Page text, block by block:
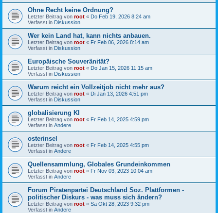
Ohne Recht keine Ordnung?
Letzter Beitrag von root « Do Feb 19, 2026 8:24 am
Verfasst in Diskussion
Wer kein Land hat, kann nichts anbauen.
Letzter Beitrag von root « Fr Feb 06, 2026 8:14 am
Verfasst in Diskussion
Europäische Souveränität?
Letzter Beitrag von root « Do Jan 15, 2026 11:15 am
Verfasst in Diskussion
Warum reicht ein Vollzeitjob nicht mehr aus?
Letzter Beitrag von root « Di Jan 13, 2026 4:51 pm
Verfasst in Diskussion
globalisierung KI
Letzter Beitrag von root « Fr Feb 14, 2025 4:59 pm
Verfasst in Andere
osterinsel
Letzter Beitrag von root « Fr Feb 14, 2025 4:55 pm
Verfasst in Andere
Quellensammlung, Globales Grundeinkommen
Letzter Beitrag von root « Fr Nov 03, 2023 10:04 am
Verfasst in Andere
Forum Piratenpartei Deutschland Soz. Plattformen -
politischer Diskurs - was muss sich ändern?
Letzter Beitrag von root « Sa Okt 28, 2023 9:32 pm
Verfasst in Andere